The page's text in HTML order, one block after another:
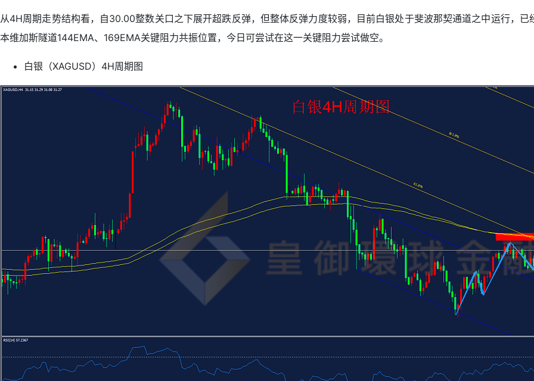
从4H周期走势结构看，自30.00整数关口之下展开超跌反弹，但整体反弹力度较弱，目前白银处于斐波那契通道之中运行，
本维加斯隧道144EMA、169EMA关键阻力共振位置，今日可尝试在这一关键阻力尝试做空。
白银（XAGUSD）4H周期图